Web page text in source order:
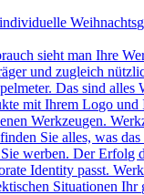
sieht man Ihre
und zugleich
Das sind
mit Ihrem Logo
Werkzeugen.
Sie alles, was
werben. Der
Identity passt.
Situationen Ihr